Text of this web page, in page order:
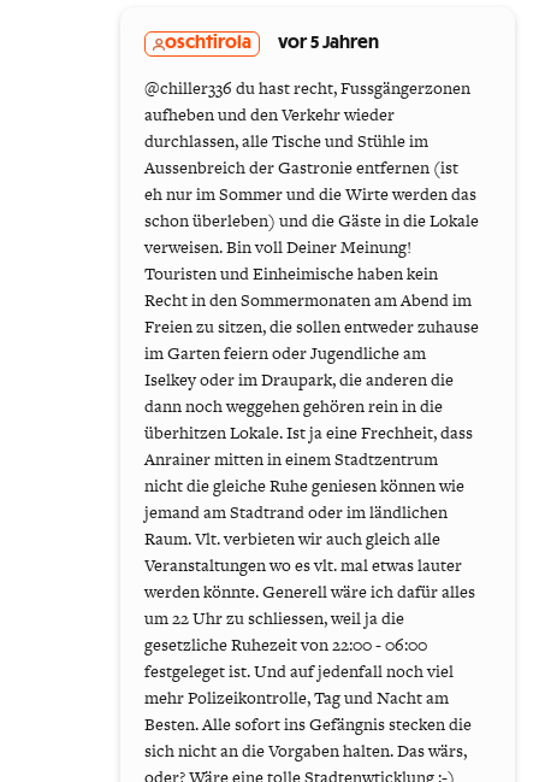
oschtirola vor 5 Jahren
@chiller336 du hast recht, Fussgängerzonen
aufheben und den Verkehr wieder
durchlassen, alle Tische und Stühle im
Aussenbreich der Gastronie entfernen (ist
eh nur im Sommer und die Wirte werden das
schon überleben) und die Gäste in die Lokale
verweisen. Bin voll Deiner Meinung!
Touristen und Einheimische haben kein
Recht in den Sommermonaten am Abend im
Freien zu sitzen, die sollen entweder zuhause
im Garten feiern oder Jugendliche am
Iselkey oder im Draupark, die anderen die
dann noch weggehen gehören rein in die
überhitzen Lokale. Ist ja eine Frechheit, dass
Anrainer mitten in einem Stadtzentrum
nicht die gleiche Ruhe geniesen können wie
jemand am Stadtrand oder im ländlichen
Raum. Vlt. verbieten wir auch gleich alle
Veranstaltungen wo es vlt. mal etwas lauter
werden könnte. Generell wäre ich dafür alles
um 22 Uhr zu schliessen, weil ja die
gesetzliche Ruhezeit von 22:00 - 06:00
festgeleget ist. Und auf jedenfall noch viel
mehr Polizeikontrolle, Tag und Nacht am
Besten. Alle sofort ins Gefängnis stecken die
sich nicht an die Vorgaben halten. Das wärs,
oder? Wäre eine tolle Stadtenwticklung :-)